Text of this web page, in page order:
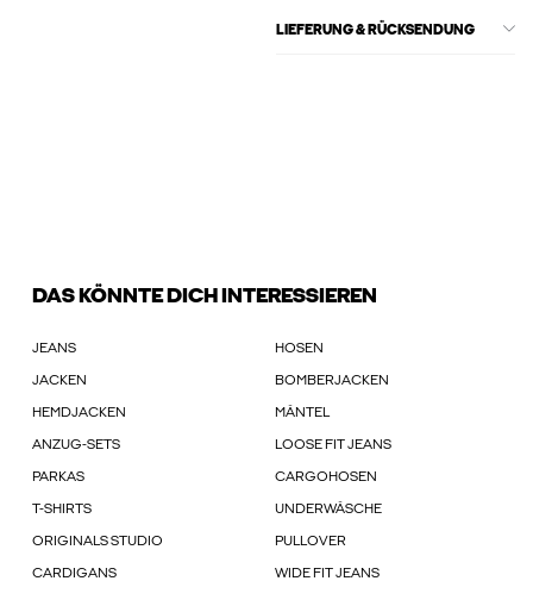
LIEFERUNG & RÜCKSENDUNG
DAS KÖNNTE DICH INTERESSIEREN
JEANS HOSEN
JACKEN BOMBERJACKEN
HEMDJACKEN MÄNTEL
ANZUG-SETS LOOSE FIT JEANS
PARKAS CARGOHOSEN
T-SHIRTS UNDERWÄSCHE
ORIGINALS STUDIO PULLOVER
CARDIGANS WIDE FIT JEANS